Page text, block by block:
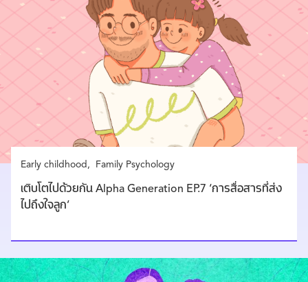
Early childhood Family Psychology
เติบโตไปด้วยกัน Alpha Generation EP.7 ‘การสื่อสารที่ส่ง
ไปถึงใจลูก’